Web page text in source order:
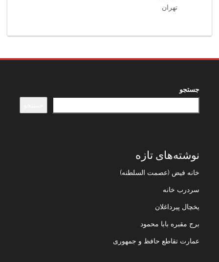
تهران
جستجو
نوشته‌های تازه
خانه فیض (عصمت السلطنه)
سردرب خانه
یخچال پیرداغلان
برج مقبره بابا محمود
عمارت تقاطع حافظ و جمهوری